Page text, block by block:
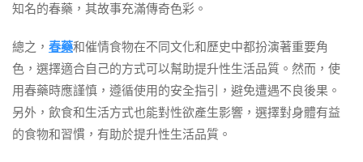
知名的春藥，其故事充滿傳奇色彩。
總之， 春藥和催情食物在不同文化和歷史中都扮演著重要角
色，選擇適合自己的方式可以幫助提升性生活品質。然而，使
用春藥時應謹慎，遵循使用的安全指引，避免遭遇不良後果。
另外，飲食和生活方式也能對性欲產生影響，選擇對身體有益
的食物和習慣，有助於提升性生活品質。